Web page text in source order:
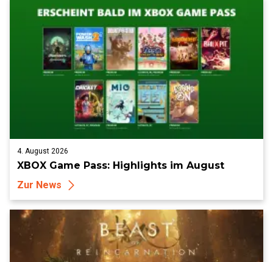
4. August 2026
XBOX Game Pass: Highlights im August
Zur News